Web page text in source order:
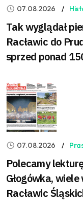
07.08.2026
Tak wyglądał
Racławic do
sprzed ponad
07.08.2026
Polecamy
Głogówka,
Racławic